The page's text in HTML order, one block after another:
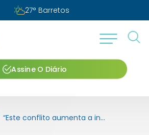
Sexta-feira, 07 de agosto de 2026
Assine O Diário
“Este conflito aumenta a instabilidade mundial em um cenário geopolítico já bastante instável”